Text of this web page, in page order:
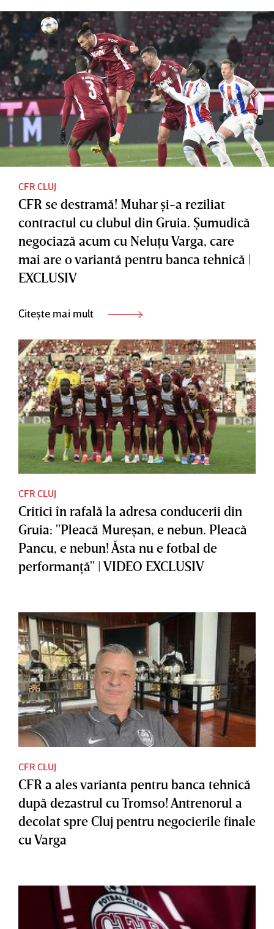
CFR CLUJ
CFR se destramă! Muhar şi-a reziliat
contractul cu clubul din Gruia. Şumudică
negociază acum cu Neluţu Varga, care
mai are o variantă pentru banca tehnică |
EXCLUSIV
Citește mai mult
CFR CLUJ
Critici în rafală la adresa conducerii din
Gruia: "Pleacă Mureşan, e nebun. Pleacă
Pancu, e nebun! Ăsta nu e fotbal de
performanţă" | VIDEO EXCLUSIV
CFR CLUJ
CFR a ales varianta pentru banca tehnică
după dezastrul cu Tromso! Antrenorul a
decolat spre Cluj pentru negocierile finale
cu Varga